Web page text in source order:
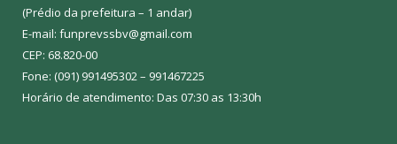
(Prédio da prefeitura – 1 andar)
E-mail: funprevssbv@gmail.com
CEP: 68.820-00
Fone: (091) 991495302 – 991467225
Horário de atendimento: Das 07:30 as 13:30h